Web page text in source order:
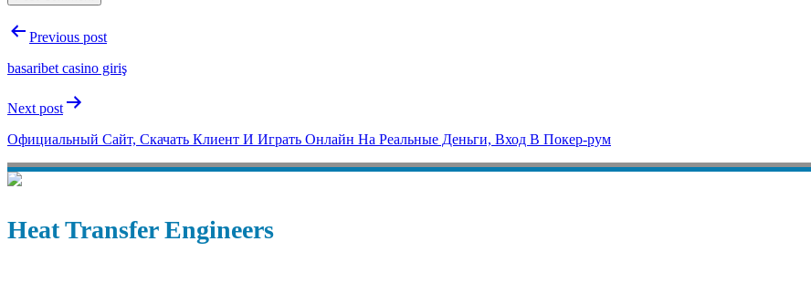
PostPrevious post
basaribet casino giriş
Next post
Официальный Сайт, Скачать Клиент И Играть Онлайн На Реальные Деньги, Вход В Покер-рум
Heat Transfer Engineers